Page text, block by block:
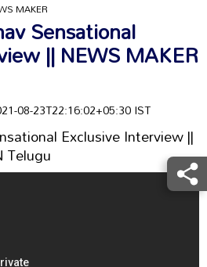
MAKER
Sensational
|| NEWS MAKER
08-23T22:16:02+05:30 IST
Exclusive Interview ||
Telugu